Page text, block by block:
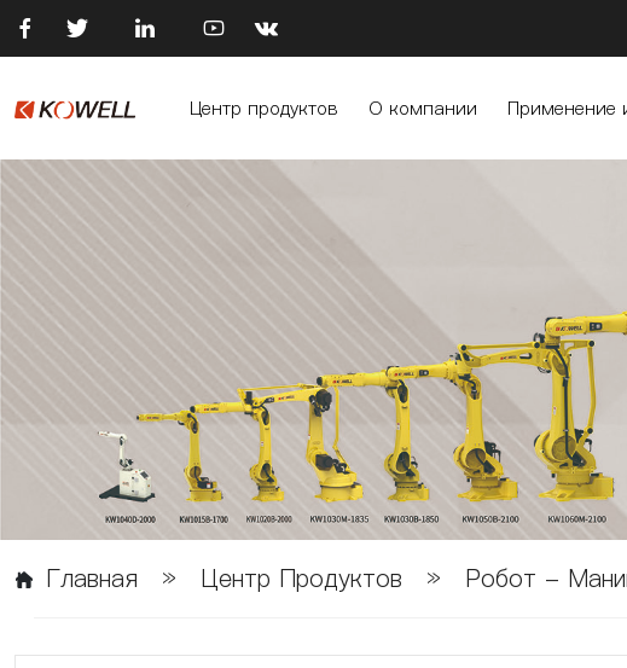
    
Центр продуктов О компании Применение
Главная » Центр Продуктов » Робот -